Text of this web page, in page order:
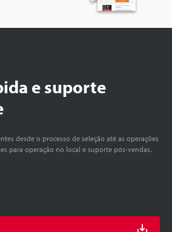
e suporte
desde o processo de seleção até as operações
para operação no local e suporte pós-vendas.